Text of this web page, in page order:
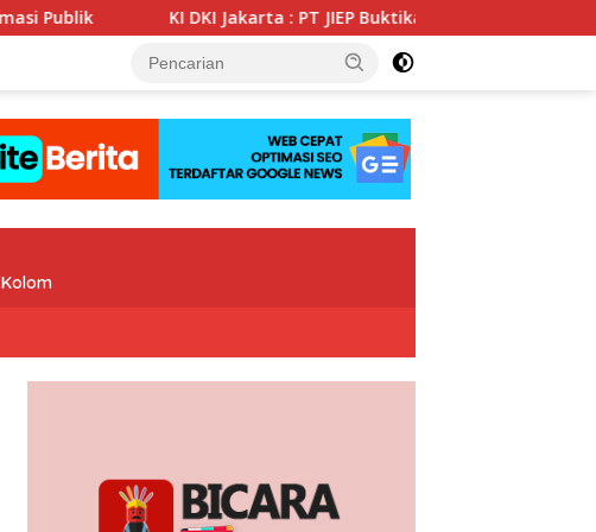
KI DKI Jakarta : PT JIEP Buktikan Transparansi KIP Mampu Perkuat
Kolom